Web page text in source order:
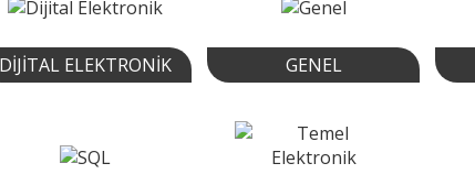
DIJITAL ELEKTRONIK GENEL